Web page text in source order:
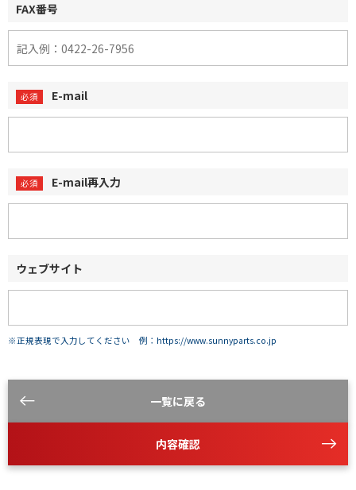
FAX番号
E-mail
E-mail再入力
ウェブサイト
※正規表現で入力してください 例：https://www.sunnyparts.co.jp
一覧に戻る
内容確認